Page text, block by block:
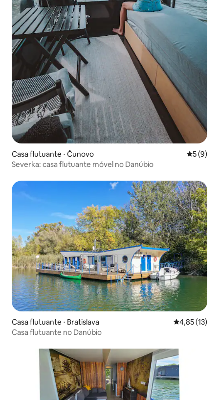
Casa flutuante ⋅ Čunovo 5 de
5 (9)
Severka: casa flutuante móvel no Danúbio
Casa flutuante ⋅ Bratislava 4,85 de uma
4,85 (13)
Casa flutuante no Danúbio